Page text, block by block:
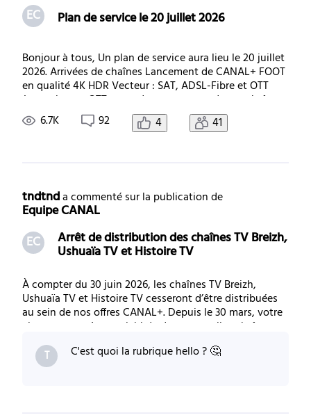
EC
Plan de service le 20 juillet 2026
Bonjour à tous, Un plan de service aura lieu le 20 juillet
2026. Arrivées de chaînes Lancement de CANAL+ FOOT
en qualité 4K HDR Vecteur : SAT, ADSL-Fibre et OTT
(attention en OTT, vous devrez vous rendre en chaîne
101, elle est diffusée en HD sur ce vecteur)
Numérotation : CANAL+ : 11/61/101 Qualité
6.7K 92 4 41
tndtnd a commenté sur la publication de
Equipe CANAL
EC
Arrêt de distribution des chaînes TV Breizh,
Ushuaïa TV et Histoire TV
À compter du 30 juin 2026, les chaînes TV Breizh,
Ushuaïa TV et Histoire TV cesseront d’être distribuées
au sein de nos offres CANAL+. Depuis le 30 mars, votre
abonnement s’est enrichi de deux nouvelles chaînes
dédiées à la nature et aux animaux : LOVE NATURE,
chaîne premium de documentaires animali
T C'est quoi la rubrique hello ? 🤔